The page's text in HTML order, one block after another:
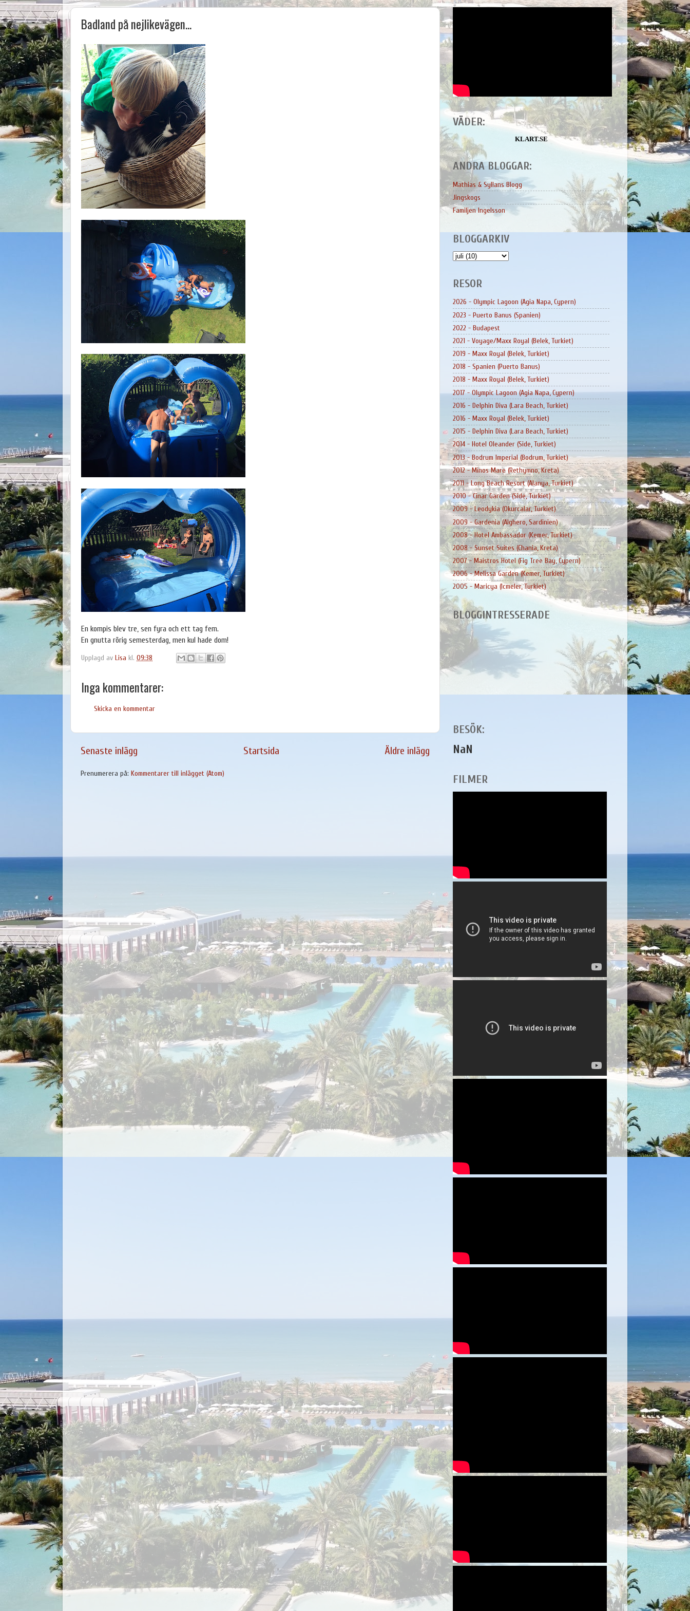
Badland på nejlikevägen...
En kompis blev tre, sen fyra och ett tag fem.
En gnutta rörig semesterdag, men kul hade dom!
Upplagd av Lisa kl. 09:38
Inga kommentarer:
Skicka en kommentar
Senaste inlägg Äldre inlägg
Startsida
Prenumerera på: Kommentarer till inlägget (Atom)
VÄDER:
KLART.SE
ANDRA BLOGGAR:
Mathias & Syllans Blogg
Jingskogs
Familjen Ingelsson
BLOGGARKIV
RESOR
2026 - Olympic Lagoon (Agia Napa, Cypern)
2023 - Puerto Banus (Spanien)
2022 - Budapest
2021 - Voyage/Maxx Royal (Belek, Turkiet)
2019 - Maxx Royal (Belek, Turkiet)
2018 - Spanien (Puerto Banus)
2018 - Maxx Royal (Belek, Turkiet)
2017 - Olympic Lagoon (Agia Napa, Cypern)
2016 - Delphin Diva (Lara Beach, Turkiet)
2016 - Maxx Royal (Belek, Turkiet)
2015 - Delphin Diva (Lara Beach, Turkiet)
2014 - Hotel Oleander (Side, Turkiet)
2013 - Bodrum Imperial (Bodrum, Turkiet)
2012 - Minos Mare (Rethymno, Kreta)
2011 - Long Beach Resort (Alanya, Turkiet)
2010 - Cinar Garden (Side, Turkiet)
2009 - Leodykia (Okurcalar, Turkiet)
2009 - Gardenia (Alghero, Sardinien)
2008 - Hotel Ambassador (Kemer, Turkiet)
2008 - Sunset Suites (Chania, Kreta)
2007 - Maistros Hotel (Fig Tree Bay, Cypern)
2006 - Melissa Garden (Kemer, Turkiet)
2005 - Maricya (Icmeler, Turkiet)
BLOGGINTRESSERADE
BESÖK:
NaN
FILMER